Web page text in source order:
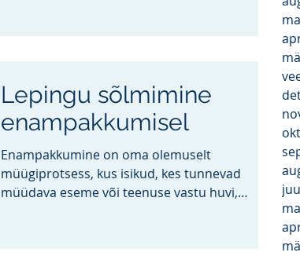
Lepingu sõlmimine
enampakkumisel
Enampakkumine on oma olemuselt
müügiprotsess, kus isikud, kes tunnevad
müüdava eseme või teenuse vastu huvi,